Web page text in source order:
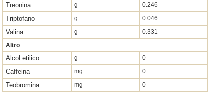
Treonina g 0.246
Triptofano g 0.046
Valina g
0.331
Altro
Alcol etilico g 0
Caffeina mg 0
Teobromina mg 0